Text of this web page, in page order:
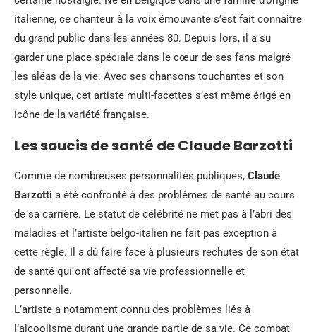
italienne, ce chanteur à la voix émouvante s’est fait connaître
du grand public dans les années 80. Depuis lors, il a su
garder une place spéciale dans le cœur de ses fans malgré
les aléas de la vie. Avec ses chansons touchantes et son
style unique, cet artiste multi-facettes s’est même érigé en
icône de la variété française.
Les soucis de santé de Claude Barzotti
Comme de nombreuses personnalités publiques, Claude
Barzotti a été confronté à des problèmes de santé au cours
de sa carrière. Le statut de célébrité ne met pas à l’abri des
maladies et l’artiste belgo-italien ne fait pas exception à
cette règle. Il a dû faire face à plusieurs rechutes de son état
de santé qui ont affecté sa vie professionnelle et
personnelle.
L’artiste a notamment connu des problèmes liés à
l’alcoolisme durant une grande partie de sa vie. Ce combat